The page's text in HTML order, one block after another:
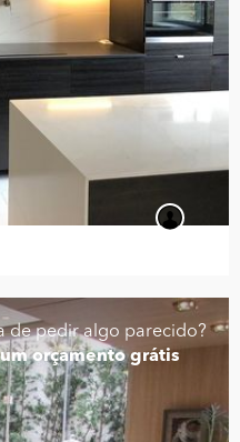
de pedir algo parecido?
um orçamento grátis